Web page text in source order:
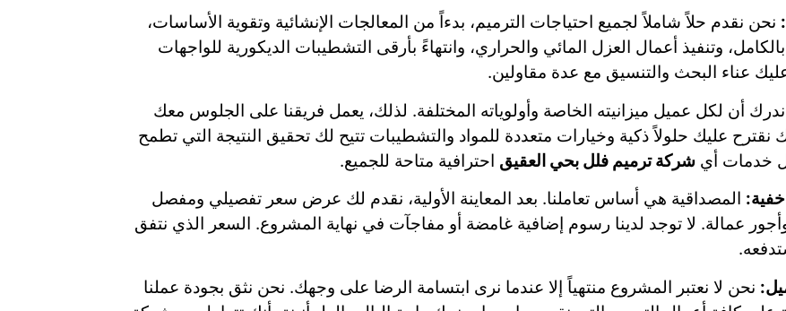
نحن نقدم حلاً شاملاً لجميع احتياجات الترميم، بدءاً من المعالجات الإنشائية وتقوية الأساسات،
وتنفيذ أعمال العزل المائي والحراري، وانتهاءً بأرقى التشطيبات الديكورية للواجهات
عناء البحث والتنسيق مع عدة مقاولين.
ندرك أن لكل عميل ميزانيته الخاصة وأولوياته المختلفة. لذلك، يعمل فريقنا على الجلوس معك
نقترح عليك حلولاً ذكية وخيارات متعددة للمواد والتشطيبات تتيح لك تحقيق النتيجة التي تطمح
خدمات أيشركة ترميم فلل بحي العقيق احترافية متاحة للجميع.
المصداقية هي أساس تعاملنا. بعد المعاينة الأولية، نقدم لك عرض سعر تفصيلي ومفصل
عمالة. لا توجد لدينا رسوم إضافية غامضة أو مفاجآت في نهاية المشروع. السعر الذي نتفق
نحن لا نعتبر المشروع منتهياً إلا عندما نرى ابتسامة الرضا على وجهك. نحن نثق بجودة عملنا